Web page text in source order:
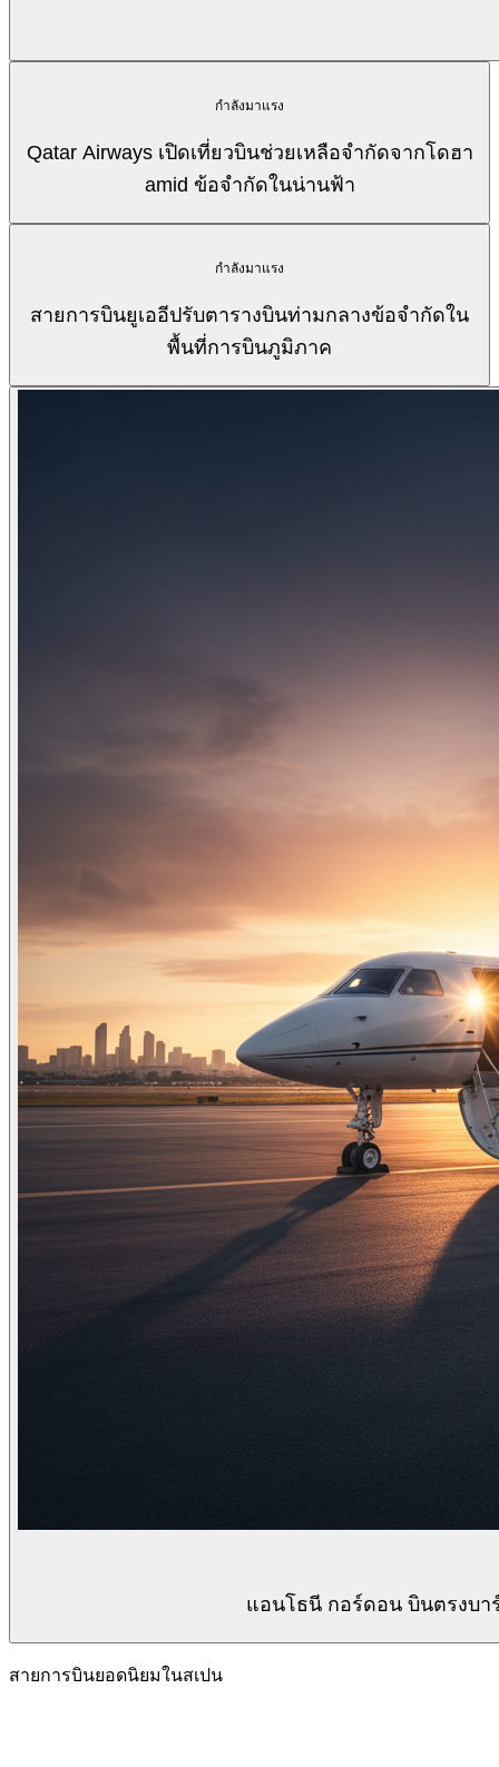
กำลังมาแรง
Qatar Airways เปิดเที่ยวบินช่วยเหลือจำกัดจากโดฮา
amid ข้อจำกัดในน่านฟ้า
กำลังมาแรง
สายการบินยูเออีปรับตารางบินท่ามกลางข้อจำกัดใน
พื้นที่การบินภูมิภาค
แอนโธนี กอร์ดอน บินตรงบา
สายการบินยอดนิยมในสเปน